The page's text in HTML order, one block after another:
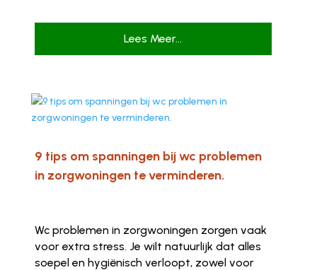
Lees Meer...
9 tips om spanningen bij wc problemen
in zorgwoningen te verminderen.
Wc problemen in zorgwoningen zorgen vaak
voor extra stress. Je wilt natuurlijk dat alles
soepel en hygiënisch verloopt, zowel voor